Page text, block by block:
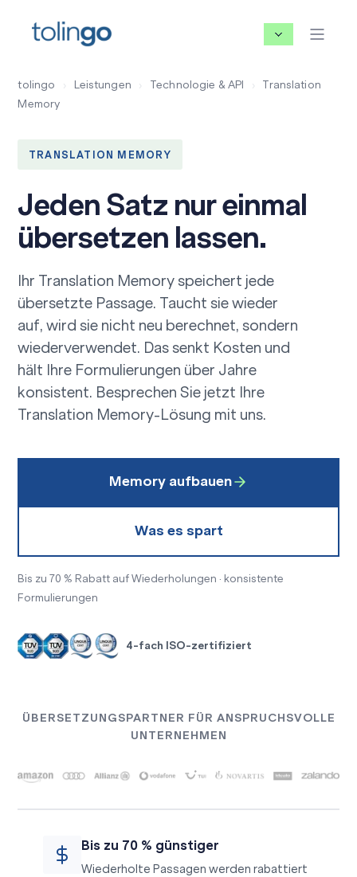
tolingo › Leistungen › Technologie & API ›
Translation
Memory
TRANSLATION MEMORY
Jeden Satz nur einmal
übersetzen lassen.
Ihr Translation Memory speichert jede
übersetzte Passage. Taucht sie wieder
auf, wird sie nicht neu berechnet, sondern
wiederverwendet. Das senkt Kosten und
hält Ihre Formulierungen über Jahre
konsistent. Besprechen Sie jetzt Ihre
Translation Memory-Lösung mit uns.
Memory aufbauen
Was es spart
Bis zu 70 % Rabatt auf Wiederholungen · konsistente
Formulierungen
4-fach ISO-zertifiziert
ÜBERSETZUNGSPARTNER FÜR ANSPRUCHSVOLLE
UNTERNEHMEN
Bis zu 70 % günstiger
Wiederholte Passagen werden rabattiert